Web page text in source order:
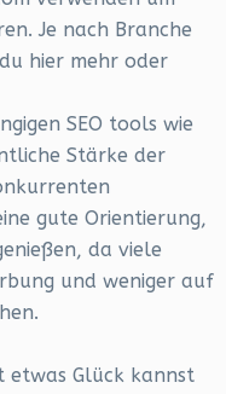
Je nach Branche
hier mehr oder
SEO tools wie
Stärke der
gute Orientierung,
da viele
und weniger auf
etwas Glück kannst